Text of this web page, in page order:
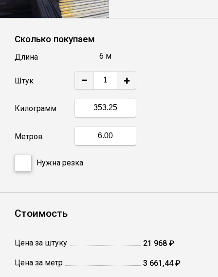
Труба профильная
Полоса
Сетка кладочная
Сколько покупаем
Длина 6 м
Штук − +
Килограмм
Метров
Нужна резка
Стоимость
Цена за штуку 21 968 ₽
Цена за метр 3 661,44 ₽